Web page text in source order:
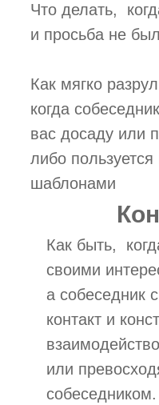
Что делать,
и просьба не
Как мягко
когда
вас досаду или
либо
шаблонами
Как быть,
своими
а собеседник
контакт и
или